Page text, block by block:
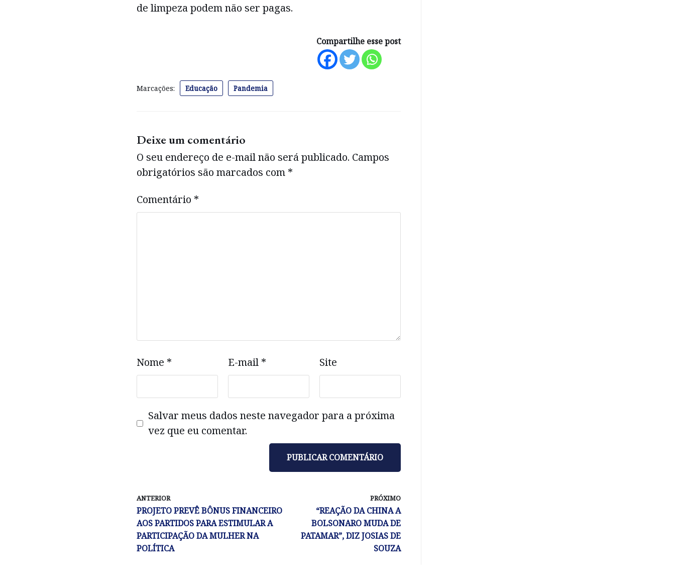
de limpeza podem não ser pagas.
Compartilhe esse post
Marcações: Educação Pandemia
Deixe um comentário
O seu endereço de e-mail não será publicado. Campos
obrigatórios são marcados com *
Comentário *
Nome * E-mail * Site
Salvar meus dados neste navegador para a próxima
vez que eu comentar.
ANTERIOR
PROJETO PREVÊ BÔNUS FINANCEIRO
AOS PARTIDOS PARA ESTIMULAR A
PARTICIPAÇÃO DA MULHER NA
POLÍTICA
PRÓXIMO
“REAÇÃO DA CHINA A
BOLSONARO MUDA DE
PATAMAR”, DIZ JOSIAS DE
SOUZA